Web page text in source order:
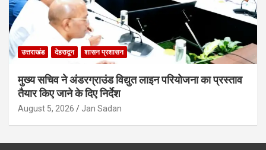
उत्तराखंड देहरादून शासन प्रशासन
मुख्य सचिव ने अंडरग्राउंड विद्युत लाइन परियोजना का प्रस्ताव
तैयार किए जाने के दिए निर्देश
August 5, 2026 Jan Sadan